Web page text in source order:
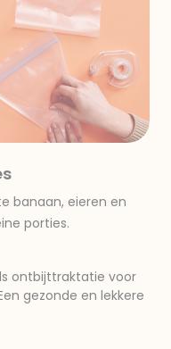
banaan, eieren en
porties.
ontbijttraktatie voor
gezonde en lekkere